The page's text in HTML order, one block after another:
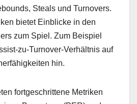
Steals und Turnovers.
bietet Einblicke in den
zum Spiel. Zum Beispiel
zu-Turnover-Verhältnis auf
hin.
fortgeschrittene Metriken